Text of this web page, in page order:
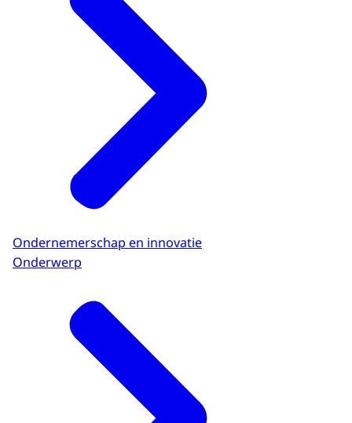
Ondernemerschap en innovatie
Onderwerp